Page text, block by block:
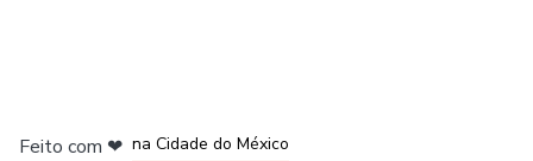
Feito com ❤ na Cidade do México